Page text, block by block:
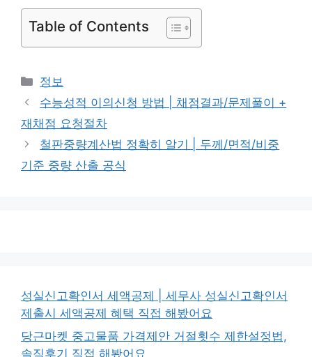
Table of Contents
카
테
고
리
정보
수능성적 이의신청 방법 | 채점결과/문제풀이 +
재채점 요청절차
철판중량계산법 정확히 알기 | 두께/면적/비중
기준 중량 산출 공식
성실신고확인서 세액공제 | 세무사 성실신고확인서
제출시 세액공제 혜택 직접 해봤어요
당근마켓 중고물품 가격제안 거절횟수 제한설정법,
솔직후기 직접 해봤어요